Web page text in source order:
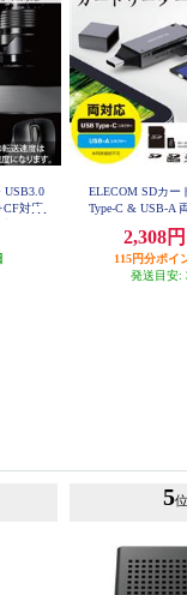
USB3.0
対応
ELECOM SDカー
Type-C & USB-A
2,308
115円分ポイ
発送目安:
5位